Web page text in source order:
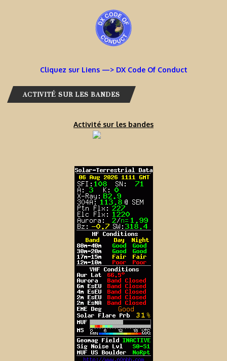
Cliquez sur Liens —> DX Code Of Conduct
ACTIVITÉ SUR LES BANDES
Activité sur les bandes